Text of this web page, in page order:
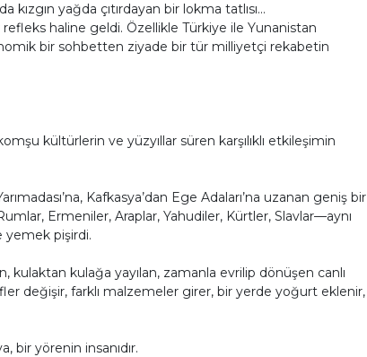
yağda çıtırdayan bir lokma tatlısı...
haline geldi. Özellikle Türkiye ile Yunanistan
bir sohbetten ziyade bir tür milliyetçi rekabetin
kültürlerin ve yüzyıllar süren karşılıklı etkileşimin
Kafkasya’dan Ege Adaları’na uzanan geniş bir
Ermeniler, Araplar, Yahudiler, Kürtler, Slavlar—aynı
yemek pişirdi.
kulaktan kulağa yayılan, zamanla evrilip dönüşen canlı
değişir, farklı malzemeler girer, bir yerde yoğurt eklenir,
bir yörenin insanıdır.